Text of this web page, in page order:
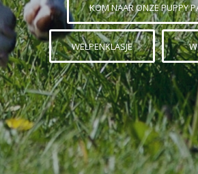
KOM NAAR ONZE PUPPY
WELPENKLASJE